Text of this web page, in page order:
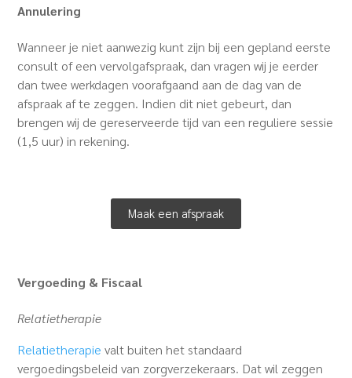
Annulering
Wanneer je niet aanwezig kunt zijn bij een gepland eerste
consult of een vervolgafspraak, dan vragen wij je eerder
dan twee werkdagen voorafgaand aan de dag van de
afspraak af te zeggen. Indien dit niet gebeurt, dan
brengen wij de gereserveerde tijd van een reguliere sessie
(1,5 uur) in rekening.
Maak een afspraak
Vergoeding & Fiscaal
Relatietherapie
Relatietherapie valt buiten het standaard
vergoedingsbeleid van zorgverzekeraars. Dat wil zeggen